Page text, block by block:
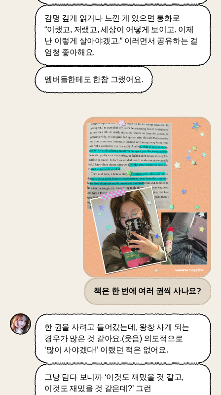
감명 깊게 읽거나 느낀 게 있으면 통화로
“이랬고, 저랬고, 세상이 어떻게 보이고, 이제
난 이렇게 살아야겠고.” 이러면서 공유하는 걸
엄청 좋아해요.
멤버들한테도 한참 그랬어요.
책은 한 번에 여러 권씩 사나요?
한 권을 사려고 들어갔는데, 왕창 사게 되는
경우가 많은 것 같아요.(웃음) 의도적으로
‘많이 사야겠다!’ 이랬던 적은 없어요.
그냥 담다 보니까 ‘이것도 재밌을 것 같고,
이것도 재밌을 것 같은데?’ 그런